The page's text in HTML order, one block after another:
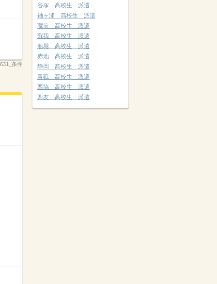
条件
谷塚 高校生 派遣
袖ヶ浦 高校生 派遣
蔵前 高校生 派遣
蘇我 高校生 派遣
船堀 高校生 派遣
赤池 高校生 派遣
静岡 高校生 派遣
青砥 高校生 派遣
西脇 高校生 派遣
西友 高校生 派遣